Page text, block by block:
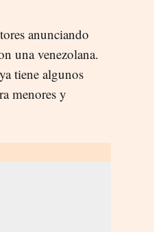
anunciando
una venezolana.
tiene algunos
menores y